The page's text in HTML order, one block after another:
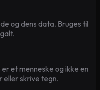
og dens data. Bruges til
et menneske og ikke en
skrive tegn.